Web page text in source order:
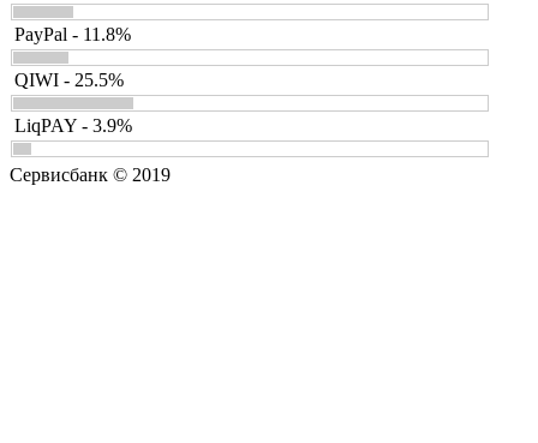
PayPal - 11.8%
QIWI - 25.5%
LiqPAY - 3.9%
Сервисбанк © 2019